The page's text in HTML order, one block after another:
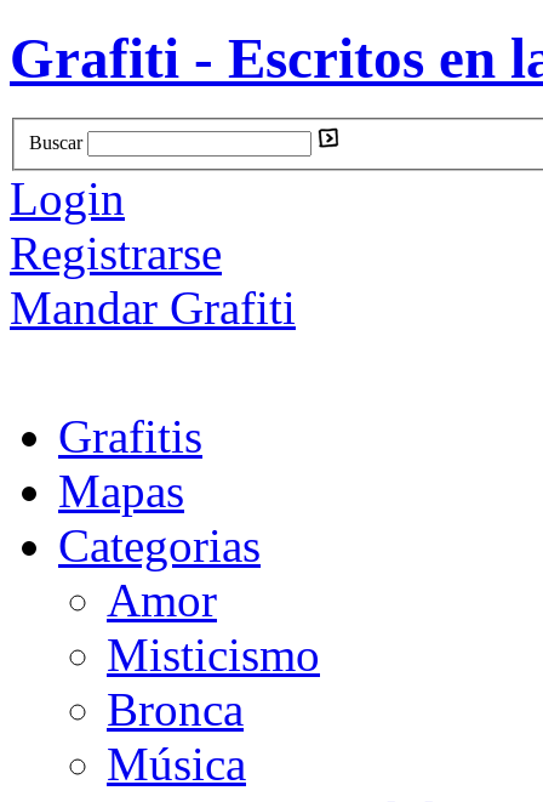
Grafiti - Escritos en
Buscar
Login
Registrarse
Mandar Grafiti
Grafitis
Mapas
Categorias
Amor
Misticismo
Bronca
Música